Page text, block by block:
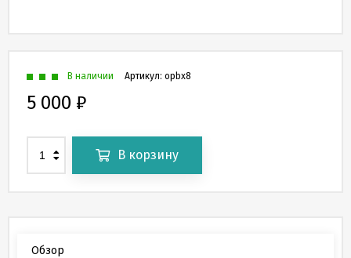
Артикул: opbx8
В наличии
5 000 ₽
В корзину
Обзор